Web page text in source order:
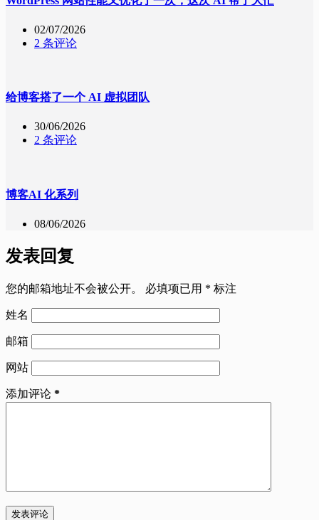
02/07/2026
2 条评论
给博客搭了一个 AI 虚拟团队
30/06/2026
2 条评论
博客AI 化系列
08/06/2026
发表回复
您的邮箱地址不会被公开。 必填项已用 * 标注
姓名
邮箱
网站
添加评论 *
发表评论